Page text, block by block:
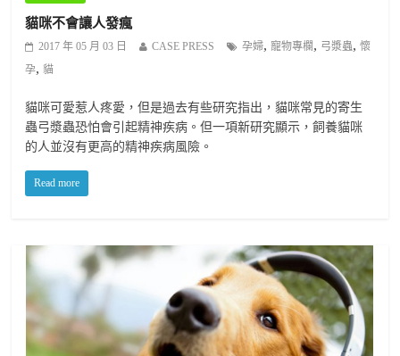
貓咪不會讓人發瘋
2017 年 05 月 03 日 CASE PRESS 孕婦,寵物專欄 , 弓漿蟲,懷
孕, 貓
貓咪可愛惹人疼愛，但是過去有些研究指出，貓咪常見的寄生
蟲弓漿蟲恐怕會引起精神疾病。但一項新研究顯示，飼養貓咪
的人並沒有更高的精神疾病風險。
Read more